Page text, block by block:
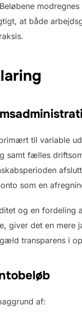
at både
til variable
samt fælles
som en
og en fordeling
giver det en
transparens i
af: